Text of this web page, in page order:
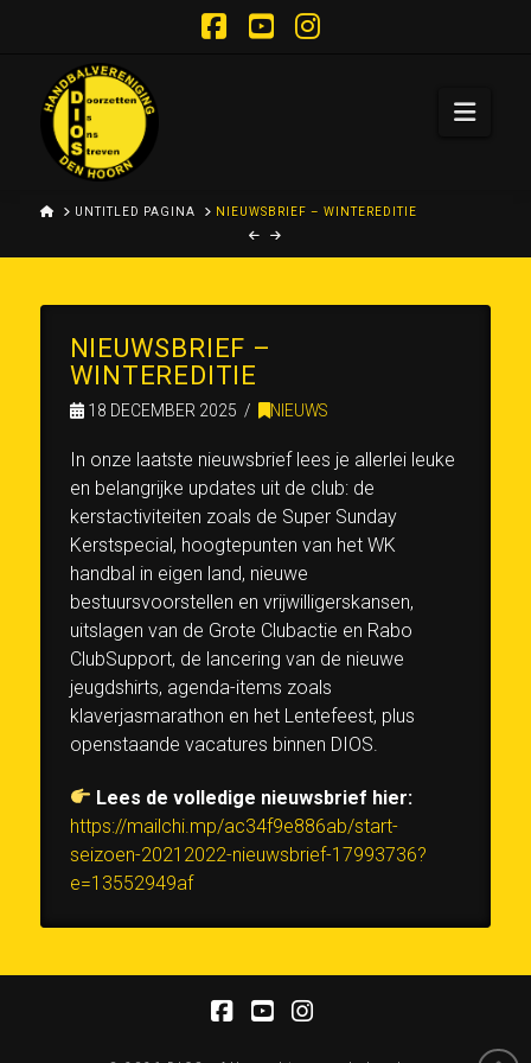
HOMEUNTITLED PAGINA NIEUWSBRIEF – WINTEREDITIE
NIEUWSBRIEF –
WINTEREDITIE
18 DECEMBER 2025 NIEUWS
In onze laatste nieuwsbrief lees je allerlei leuke
en belangrijke updates uit de club: de
kerstactiviteiten zoals de Super Sunday
Kerstspecial, hoogtepunten van het WK
handbal in eigen land, nieuwe
bestuursvoorstellen en vrijwilligerskansen,
uitslagen van de Grote Clubactie en Rabo
ClubSupport, de lancering van de nieuwe
jeugdshirts, agenda-items zoals
klaverjasmarathon en het Lentefeest, plus
openstaande vacatures binnen DIOS.
Lees de volledige nieuwsbrief hier:
https://mailchi.mp/ac34f9e886ab/start-
seizoen-20212022-nieuwsbrief-17993736?
e=13552949af